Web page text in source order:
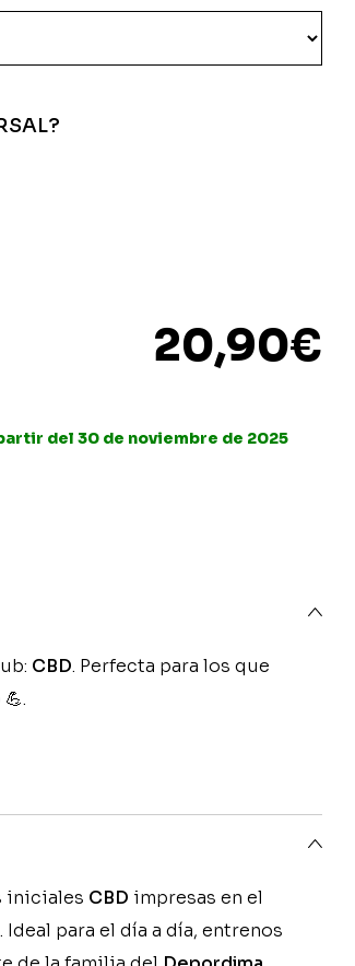
20,90€
del 30 de noviembre de 2025
CBD. Perfecta para los que
iniciales CBD impresas en el
para el día a día, entrenos